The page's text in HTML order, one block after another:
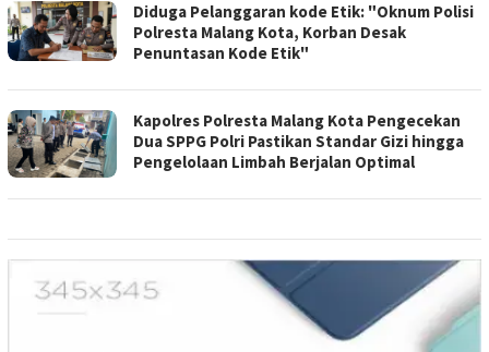
Diduga Pelanggaran kode Etik: "Oknum Polisi
Polresta Malang Kota, Korban Desak
Penuntasan Kode Etik"
Kapolres Polresta Malang Kota Pengecekan
Dua SPPG Polri Pastikan Standar Gizi hingga
Pengelolaan Limbah Berjalan Optimal